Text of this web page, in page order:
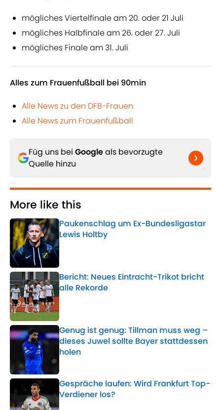
mögliches Viertelfinale am 20. oder 21 Juli
mögliches Halbfinale am 26. oder 27. Juli
mögliches Finale am 31. Juli
Alles zum Frauenfußball bei 90min
Alle News zu den DFB-Frauen
Alle News zum Frauenfußball
Füg uns bei Googleals bevorzugte
Quelle hinzu
More like this
Paukenschlag um Ex-Bundesligastar
Lewis Holtby
Published by on Invalid Date
Bericht: Neues Eintracht-Trikot bricht
alle Rekorde
Published by on Invalid Date
Genug ist genug: Tillman muss weg –
dieses Juwel sollte Bayer stattdessen
holen
Gespräche laufen: Wird Frankfurt Top-
Verdiener los?
Published by on Invalid Date